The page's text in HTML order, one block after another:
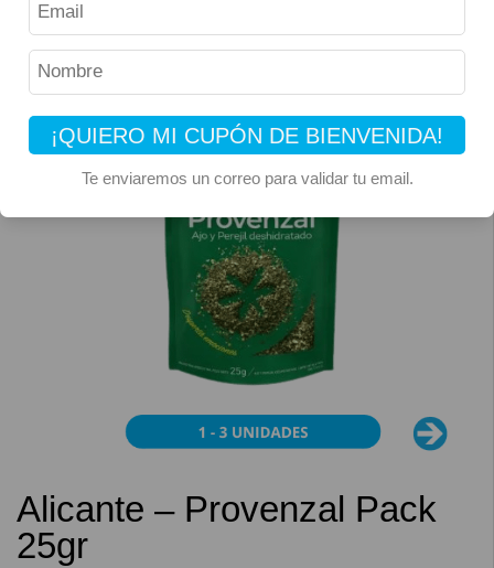
¡QUIERO MI CUPÓN DE BIENVENIDA!
Te enviaremos un correo para validar tu email.
Alicante – Provenzal Pack
25gr